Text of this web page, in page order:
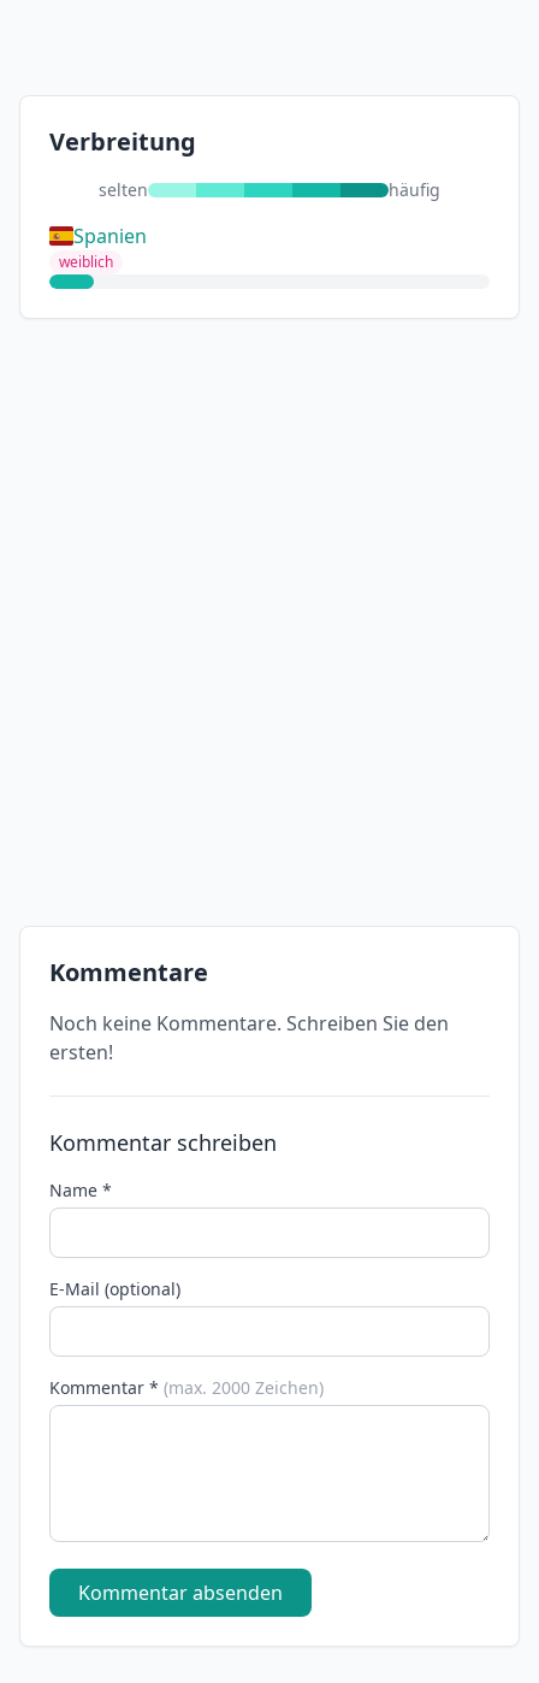
Verbreitung
selten häufig
Spanien
weiblich
Kommentare
Noch keine Kommentare. Schreiben Sie den
ersten!
Kommentar schreiben
Name *
E-Mail (optional)
Kommentar * (max. 2000 Zeichen)
Kommentar absenden